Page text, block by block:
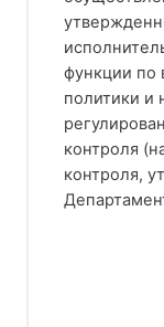
функции по
политики и
контроля
контроля,